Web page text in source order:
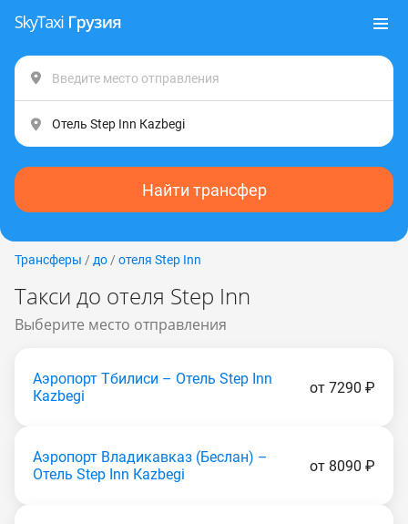
Найти трансфер
Трансферы / до / отеля Step Inn
Такси до отеля Step Inn
Выберите место отправления
Аэропорт Тбилиси – Отель Step Inn
Каzbеgi
от 7290 ₽
Аэропорт Владикавказ (Беслан) –
Отель Step Inn Каzbеgi
от 8090 ₽